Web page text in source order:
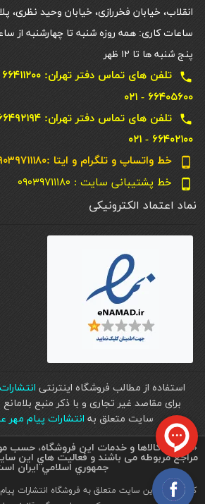
انقلاب، خیابان فخررازی، خیابان وحید نظری، پلاک ۸۸، ط.
پنج شنبه ها تا ۱۲ ظهر
local_phone
۶۶۴۰۵۶۰۰ - ۰۲۱
local_phone
۶۶۴۰۲۱۰۰ - ۰۲۱
phone_android خط واتساپ و تلگرام و ایتا :۰۹۰۳۹۷۱۱۱۸۰
phone_android خط پشتیبانی سایت : ۰۹۰۳۹۷۱۱۱۸۰
نماد اعتماد الکترونیکی
استفاده از مطالب فروشگاه اینترنتی
برای مقاصد غیر تجاری و با ذکر منبع
سايت متعلق به انتشارات پیام مهر
« تمامي كالاها و خدمات اين فروشگاه، حسب
مراجع مربوطه می باشند و فعاليت هاي اين
جمهوري اسلامي ايران
کلیه حقوق این سایت متعلق به فروشگاه انتشارات